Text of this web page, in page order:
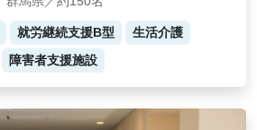
就労継続支援B型
生活介護
障害者支援施設